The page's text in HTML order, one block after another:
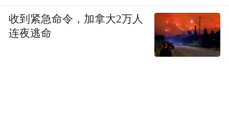
收到紧急命令，加拿大2万人
连夜逃命